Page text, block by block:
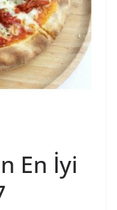
En İyi